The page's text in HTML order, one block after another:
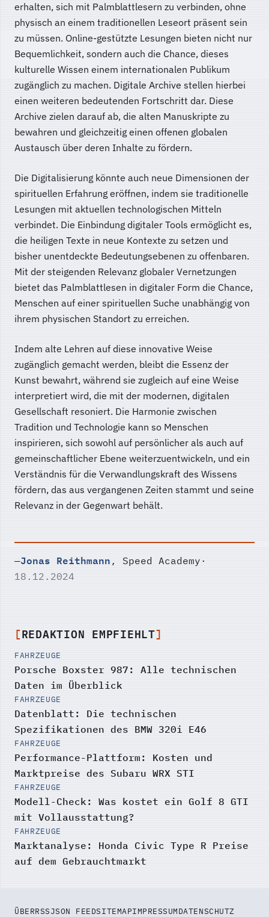
erhalten, sich mit Palmblattlesern zu verbinden, ohne
physisch an einem traditionellen Leseort präsent sein
zu müssen. Online-gestützte Lesungen bieten nicht nur
Bequemlichkeit, sondern auch die Chance, dieses
kulturelle Wissen einem internationalen Publikum
zugänglich zu machen. Digitale Archive stellen hierbei
einen weiteren bedeutenden Fortschritt dar. Diese
Archive zielen darauf ab, die alten Manuskripte zu
bewahren und gleichzeitig einen offenen globalen
Austausch über deren Inhalte zu fördern.
Die Digitalisierung könnte auch neue Dimensionen der
spirituellen Erfahrung eröffnen, indem sie traditionelle
Lesungen mit aktuellen technologischen Mitteln
verbindet. Die Einbindung digitaler Tools ermöglicht es,
die heiligen Texte in neue Kontexte zu setzen und
bisher unentdeckte Bedeutungsebenen zu offenbaren.
Mit der steigenden Relevanz globaler Vernetzungen
bietet das Palmblattlesen in digitaler Form die Chance,
Menschen auf einer spirituellen Suche unabhängig von
ihrem physischen Standort zu erreichen.
Indem alte Lehren auf diese innovative Weise
zugänglich gemacht werden, bleibt die Essenz der
Kunst bewahrt, während sie zugleich auf eine Weise
interpretiert wird, die mit der modernen, digitalen
Gesellschaft resoniert. Die Harmonie zwischen
Tradition und Technologie kann so Menschen
inspirieren, sich sowohl auf persönlicher als auch auf
gemeinschaftlicher Ebene weiterzuentwickeln, und ein
Verständnis für die Verwandlungskraft des Wissens
fördern, das aus vergangenen Zeiten stammt und seine
Relevanz in der Gegenwart behält.
—Jonas Reithmann, Speed Academy·
18.12.2024
REDAKTION EMPFIEHLT
FAHRZEUGE
Porsche Boxster 987: Alle technischen
Daten im Überblick
FAHRZEUGE
Datenblatt: Die technischen
Spezifikationen des BMW 320i E46
FAHRZEUGE
Performance-Plattform: Kosten und
Marktpreise des Subaru WRX STI
FAHRZEUGE
Modell-Check: Was kostet ein Golf 8 GTI
mit Vollausstattung?
FAHRZEUGE
Marktanalyse: Honda Civic Type R Preise
auf dem Gebrauchtmarkt
ÜBERRSSJSON FEEDSITEMAPIMPRESSUMDATENSCHUTZ